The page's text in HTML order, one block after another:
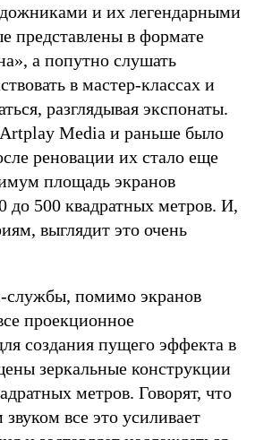
и их легендарными
представлены в формате
а попутно слушать
в мастер-классах и
разглядывая экспонаты.
Media и раньше было
реновации их стало еще
площадь экранов
до 500 квадратных метров. И,
выглядит это очень
помимо экранов
проекционное
создания пущего эффекта в
зеркальные конструкции
метров. Говорят, что
все это усиливает